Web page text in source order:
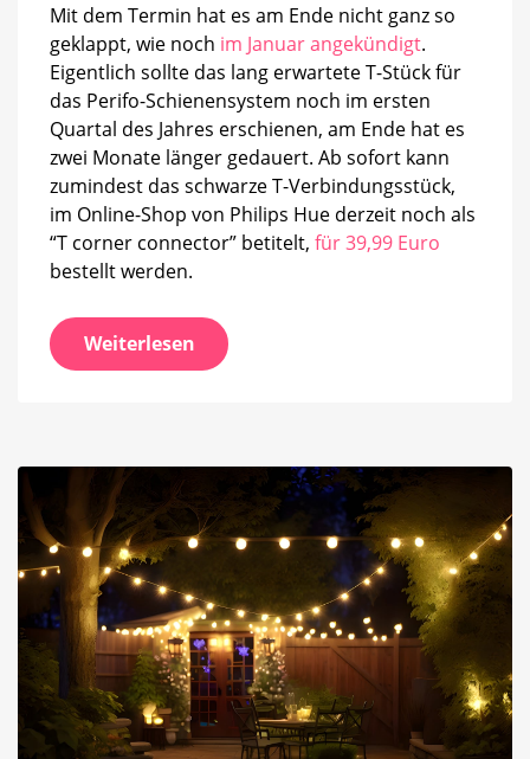
Mit dem Termin hat es am Ende nicht ganz so
geklappt, wie noch im Januar angekündigt.
Eigentlich sollte das lang erwartete T-Stück für
das Perifo-Schienensystem noch im ersten
Quartal des Jahres erschienen, am Ende hat es
zwei Monate länger gedauert. Ab sofort kann
zumindest das schwarze T-Verbindungsstück,
im Online-Shop von Philips Hue derzeit noch als
“T corner connector” betitelt, für 39,99 Euro
bestellt werden.
Weiterlesen